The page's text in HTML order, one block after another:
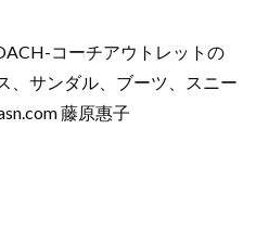
コーチアウトレットの
、サンダル、ブーツ、スニー
藤原惠子